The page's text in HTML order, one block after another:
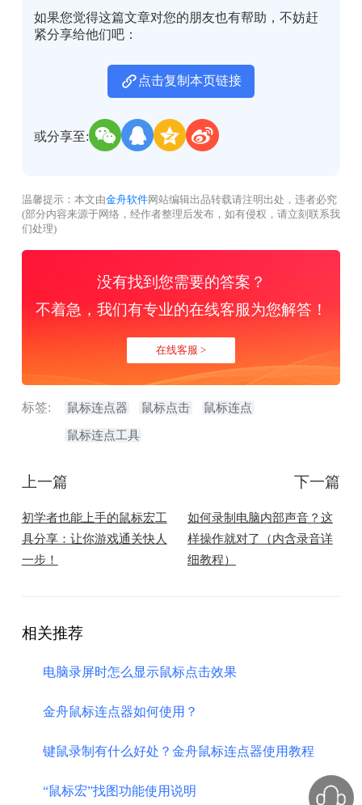
如果您觉得这篇文章对您的朋友也有帮助，不妨赶
紧分享给他们吧：
点击复制本页链接
或分享至:
温馨提示：本文由金舟软件网站编辑出品转载请注明出处，违者必究
(部分内容来源于网络，经作者整理后发布，如有侵权，请立刻联系我
们处理)
没有找到您需要的答案？
不着急，我们有专业的在线客服为您解答！
在线客服 >
标签: 鼠标连点器 鼠标点击 鼠标连点
鼠标连点工具
上一篇
初学者也能上手的鼠标宏工
具分享：让你游戏通关快人
一步！
下一篇
如何录制电脑内部声音？这
样操作就对了（内含录音详
细教程）
相关推荐
电脑录屏时怎么显示鼠标点击效果
金舟鼠标连点器如何使用？
键鼠录制有什么好处？金舟鼠标连点器使用教程
“鼠标宏”找图功能使用说明